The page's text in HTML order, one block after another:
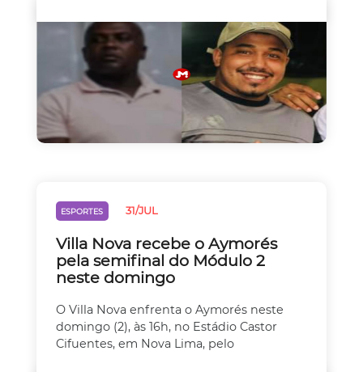
ESPORTES 31/JUL
Villa Nova recebe o Aymorés
pela semifinal do Módulo 2
neste domingo
O Villa Nova enfrenta o Aymorés neste
domingo (2), às 16h, no Estádio Castor
Cifuentes, em Nova Lima, pelo